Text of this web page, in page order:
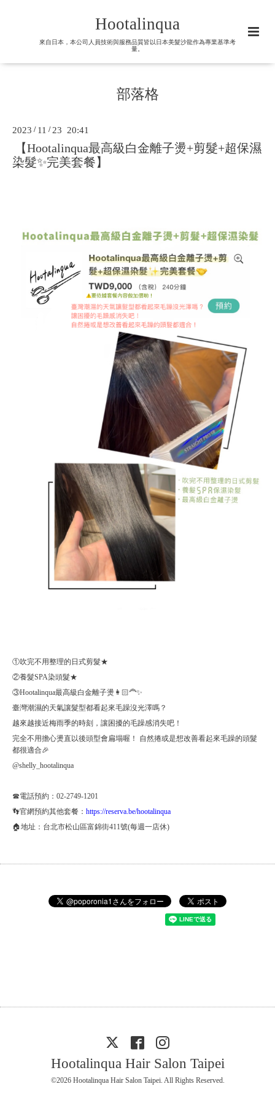
Hootalinqua
來自日本，本公司人員技術與服務品質皆以日本美髮沙龍作為專業基準考
量。
部落格
2023 / 11 / 23 20:41
【Hootalinqua最高級白金離子燙+剪髮+超保濕
染髮✨完美套餐】
①吹完不用整理的日式剪髮★
②養髮SPA染頭髮★
③Hootalinqua最高級白金離子燙👩🏻‍🦰✨
臺灣潮濕的天氣讓髮型都看起來毛躁沒光澤嗎？
越來越接近梅雨季的時刻，讓困擾的毛躁感消失吧！
完全不用擔心燙直以後頭型會扁塌喔！ 自然捲或是想改善看起來毛躁的頭髮
都很適合🎉
@shelly_hootalinqua
☎電話預約：02-2749-1201
👣官網預約其他套餐： https://reserva.be/hootalinqua
🏠地址：台北市松山區富錦街411號(每週一店休)
Hootalinqua Hair Salon Taipei
©2026 Hootalinqua Hair Salon Taipei. All Rights Reserved.